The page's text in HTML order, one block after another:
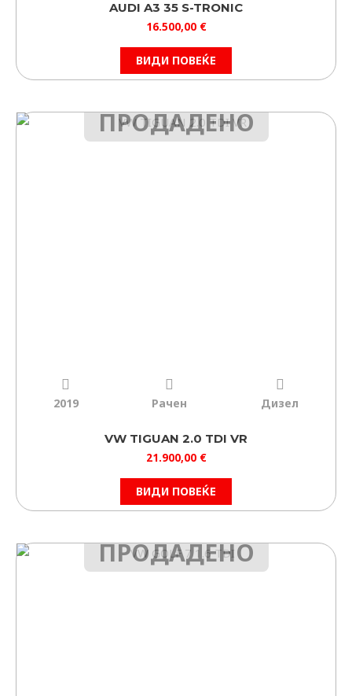
AUDI A3 35 S-TRONIC
16.500,00 €
ВИДИ ПОВЕЌЕ
ПРОДАДЕНО
2019 Рачен Дизел
VW TIGUAN 2.0 TDI VR
21.900,00 €
ВИДИ ПОВЕЌЕ
ПРОДАДЕНО